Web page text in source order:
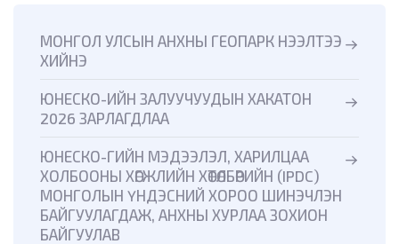
МОНГОЛ УЛСЫН АНХНЫ ГЕОПАРК НЭЭЛТЭЭ
ХИЙНЭ
ЮНЕСКО-ИЙН ЗАЛУУЧУУДЫН ХАКАТОН
2026 ЗАРЛАГДЛАА
ЮНЕСКО-ГИЙН МЭДЭЭЛЭЛ, ХАРИЛЦАА
ХОЛБООНЫ ХӨГЖЛИЙН ХӨТӨЛБӨРИЙН (IPDC)
МОНГОЛЫН ҮНДЭСНИЙ ХОРОО ШИНЭЧЛЭН
БАЙГУУЛАГДАЖ, АНХНЫ ХУРЛАА ЗОХИОН
БАЙГУУЛАВ